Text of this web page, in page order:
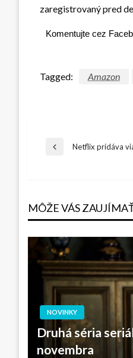
zaregistrovaný pred
Komentujte cez
Tagged: Amazon
článku
Previous
Netflix pridáva
MÔŽE VÁS
NOVINKY
Druhá séria
novembra